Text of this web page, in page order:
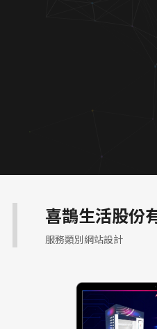
喜鵲生活股份
服務類別網站設計